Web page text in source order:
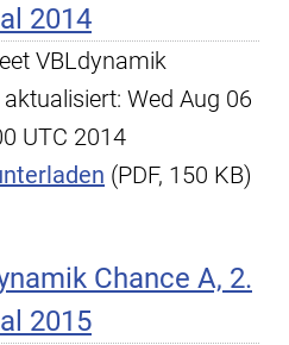
2014
VBLdynamik
Wed Aug 06
UTC 2014
(PDF, 150 KB)
Chance A, 2.
2015